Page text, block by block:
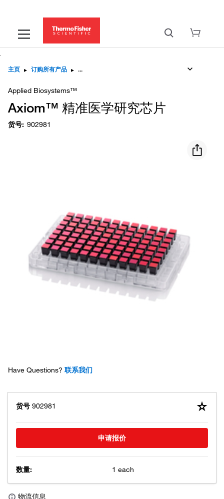
主页 ▸ 订购所有产品 ▸
Applied Biosystems™
Axiom™ 精准医学研究芯片
货号: 902981
Have Questions? 联系我们
货号 902981
申请报价
数量: 1 each